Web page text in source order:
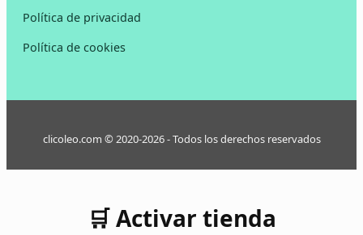
Política de privacidad
Política de cookies
clicoleo.com © 2020-2026 - Todos los derechos reservados
🛒 Activar tienda